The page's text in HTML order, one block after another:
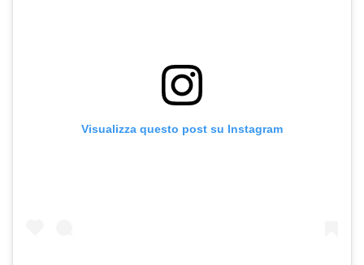
Visualizza questo post su Instagram